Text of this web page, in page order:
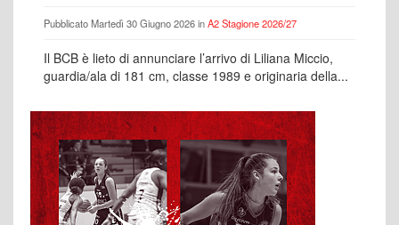
Pubblicato Martedì 30 Giugno 2026 inA2 Stagione 2026/27
Il BCB è lieto di annunciare l’arrivo di Liliana Miccio,
guardia/ala di 181 cm, classe 1989 e originaria della...